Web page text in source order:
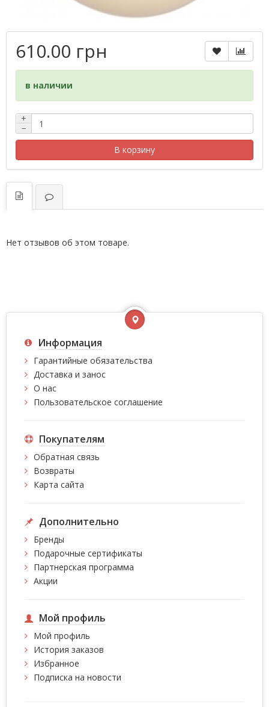
610.00 грн
в наличии
+
−
В корзину
Нет отзывов об этом товаре.
Информация
Гарантийные обязательства
Доставка и занос
О нас
Пользовательское соглашение
Покупателям
Обратная связь
Возвраты
Карта сайта
Дополнительно
Бренды
Подарочные сертификаты
Партнерская программа
Акции
Мой профиль
Мой профиль
История заказов
Избранное
Подписка на новости